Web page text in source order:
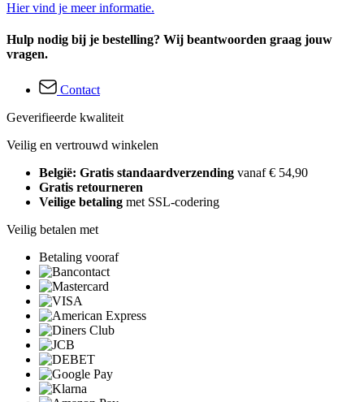
Hier vind je meer informatie.
Hulp nodig bij je bestelling? Wij beantwoorden graag jouw
vragen.
Contact
Geverifieerde kwaliteit
Veilig en vertrouwd winkelen
België: Gratis standaardverzending vanaf € 54,90
Gratis retourneren
Veilige betaling met SSL-codering
Veilig betalen met
Betaling vooraf